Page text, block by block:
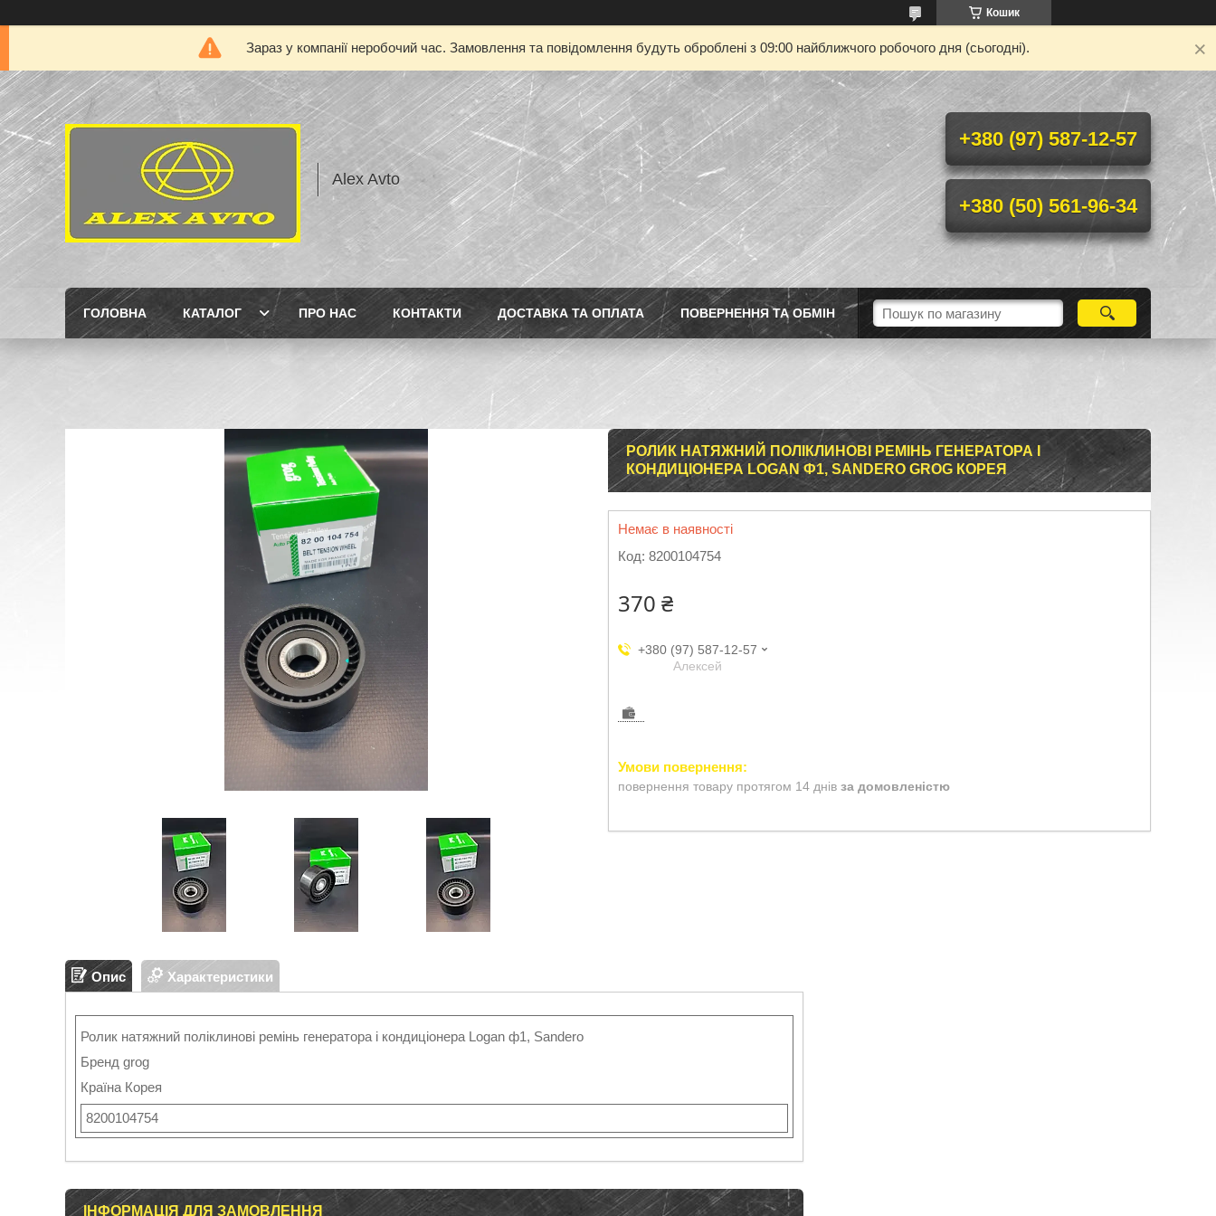
Кошик
Зараз у компанії неробочий час. Замовлення та повідомлення будуть оброблені з 09:00 найближчого робочого дня (сьогодні).
Alex Avto
+380 (97) 587-12-57
+380 (50) 561-96-34
ГОЛОВНА КАТАЛОГ ПРО НАС КОНТАКТИ ДОСТАВКА ТА ОПЛАТА ПОВЕРНЕННЯ ТА ОБМІН
РОЛИК НАТЯЖНИЙ ПОЛІКЛИНОВІ РЕМІНЬ ГЕНЕРАТОРА І
КОНДИЦІОНЕРА LOGAN Ф1, SANDERО GROG КОРЕЯ
Немає в наявності
Код: 8200104754
370 ₴
+380 (97) 587-12-57
Aлексей
повернення товару протягом 14 днів за домовленістю
Опис Характеристики
Ролик натяжний поліклинові ремінь генератора і кондиціонера Logan ф1, Sanderо
Бренд grog
Країна Корея
8200104754
ІНФОРМАЦІЯ ДЛЯ ЗАМОВЛЕННЯ